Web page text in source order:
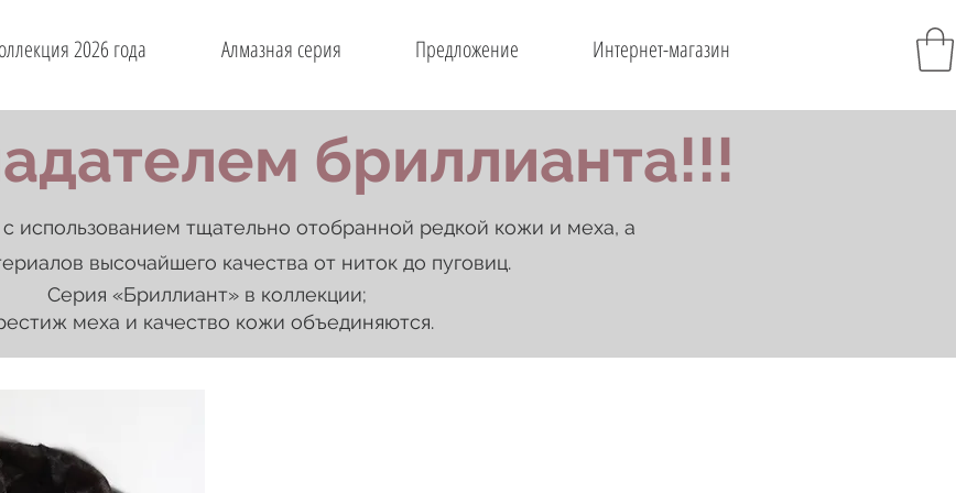
2026 года Алмазная серия Предложение Интернет-магазин
бриллианта!!!
использованием тщательно отобранной редкой кожи и меха, а
высочайшего качества от ниток до пуговиц.
Серия «Бриллиант» в коллекции;
меха и качество кожи объединяются.